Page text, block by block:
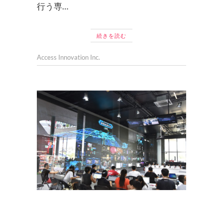
行う専…
続きを読む
Access Innovation Inc.